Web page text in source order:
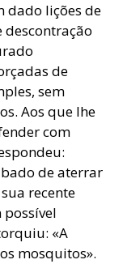
dado lições de
descontração
de
sem
Aos que lhe
com
de aterrar
recente
«A
mosquitos».